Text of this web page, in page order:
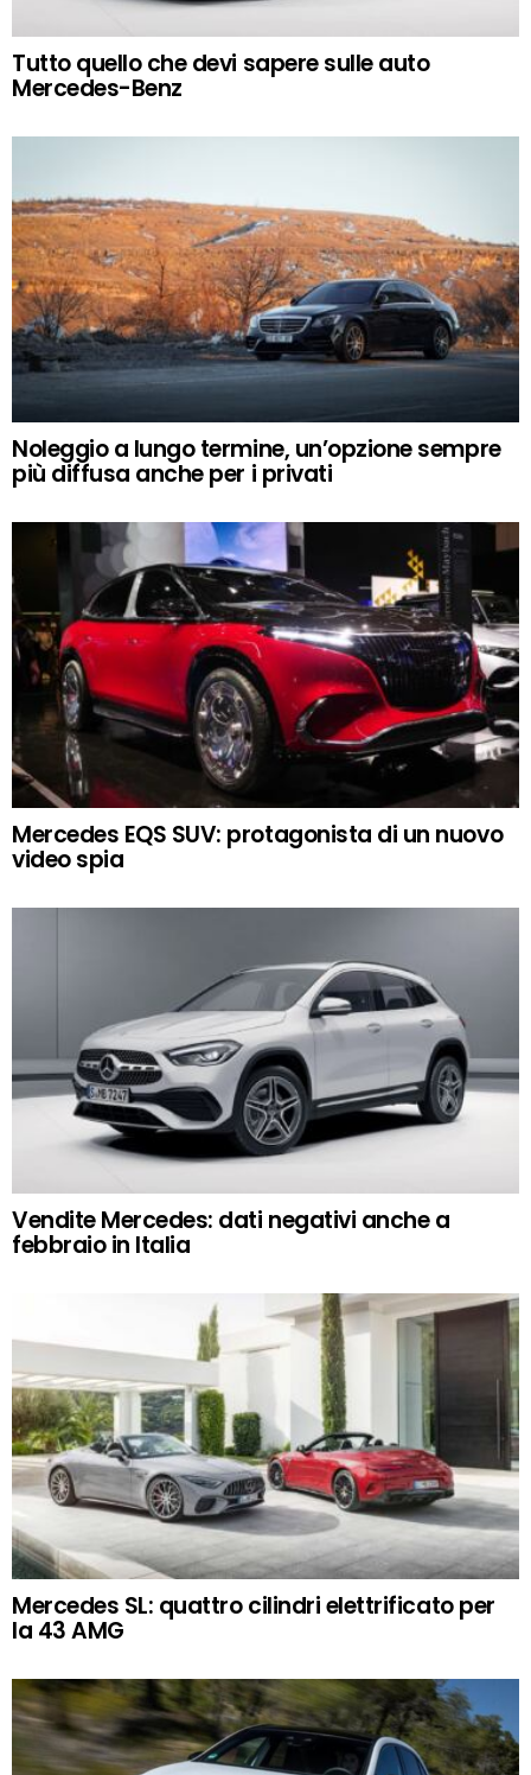
Tutto quello che devi sapere sulle auto
Mercedes-Benz
Noleggio a lungo termine, un’opzione sempre
più diffusa anche per i privati
Mercedes EQS SUV: protagonista di un nuovo
video spia
Vendite Mercedes: dati negativi anche a
febbraio in Italia
Mercedes SL: quattro cilindri elettrificato per
la 43 AMG